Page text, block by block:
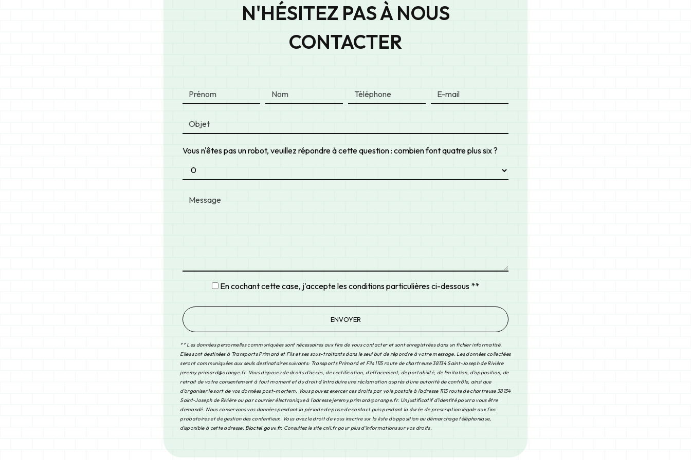
N'HÉSITEZ PAS À NOUS
CONTACTER
Vous n'êtes pas un robot, veuillez répondre à cette question : combien font quatre plus six ?
En cochant cette case, j'accepte les conditions particulières ci-dessous **
ENVOYER
** Les données personnelles communiquées sont nécessaires aux fins de vous contacter et sont enregistrées dans un fichier informatisé.
Elles sont destinées à Transports Primard et Fils et ses sous-traitants dans le seul but de répondre à votre message. Les données collectées
seront communiquées aux seuls destinataires suivants: Transports Primard et Fils 1115 route de chartreuse 38134 Saint-Joseph de Rivière
jeremy.primard@orange.fr. Vous disposez de droits d’accès, de rectification, d’effacement, de portabilité, de limitation, d’opposition, de
retrait de votre consentement à tout moment et du droit d’introduire une réclamation auprès d’une autorité de contrôle, ainsi que
d’organiser le sort de vos données post-mortem. Vous pouvez exercer ces droits par voie postale à l'adresse 1115 route de chartreuse 38134
Saint-Joseph de Rivière ou par courrier électronique à l'adresse jeremy.primard@orange.fr. Un justificatif d'identité pourra vous être
demandé. Nous conservons vos données pendant la période de prise de contact puis pendant la durée de prescription légale aux fins
probatoires et de gestion des contentieux. Vous avez le droit de vous inscrire sur la liste d'opposition au démarchage téléphonique,
disponible à cette adresse: Bloctel.gouv.fr. Consultez le site cnil.fr pour plus d’informations sur vos droits.